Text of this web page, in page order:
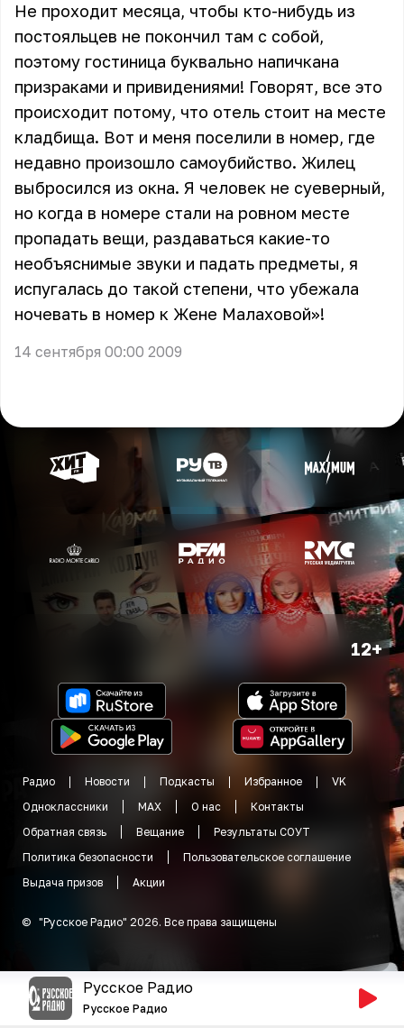
Не проходит месяца, чтобы кто-нибудь из
постояльцев не покончил там с собой,
поэтому гостиница буквально напичкана
призраками и привидениями! Говорят, все это
происходит потому, что отель стоит на месте
кладбища. Вот и меня поселили в номер, где
недавно произошло самоубийство. Жилец
выбросился из окна. Я человек не суеверный,
но когда в номере стали на ровном месте
пропадать вещи, раздаваться какие-то
необъяснимые звуки и падать предметы, я
испугалась до такой степени, что убежала
ночевать в номер к Жене Малаховой»!
14 сентября 00:00 2009
12+
Радио Новости Подкасты Избранное
VK
Одноклассники
MAX О нас
Контакты
Обратная связь
Вещание
Результаты СОУТ
Политика безопасности
Пользовательское соглашение
Выдача призов
Акции
© "Русское Радио" 2026. Все права защищены
Русское Радио
Русское Радио